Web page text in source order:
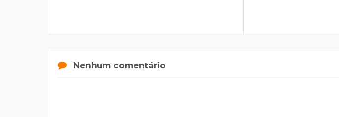
Nenhum comentário